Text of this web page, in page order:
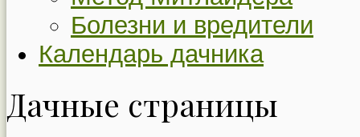
Болезни и вредители
Календарь дачника
Дачные страницы